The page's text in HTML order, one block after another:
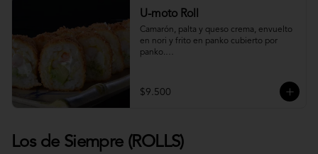
U-moto Roll
Camarón, palta y queso crema, envuelto
en nori y frito en panko cubierto por
panko.
$9.500
Los de Siempre (ROLLS)